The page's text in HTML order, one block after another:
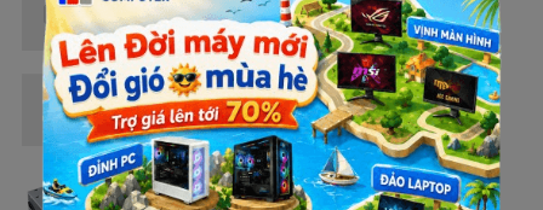
Liên hệ
Nguồn Golden Field Dragon GTX580_500W
Liên hệ
Nguồn Golden Field Smart Eye Plus3000_300W